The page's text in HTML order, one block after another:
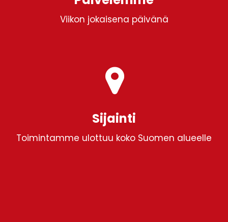
Viikon jokaisena päivänä
Sijainti
Toimintamme ulottuu koko Suomen alueelle